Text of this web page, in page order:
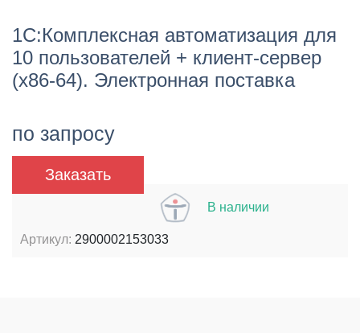
1С:Комплексная автоматизация для
10 пользователей + клиент-сервер
(x86-64). Электронная поставка
по запросу
Заказать
В наличии
Артикул: 2900002153033